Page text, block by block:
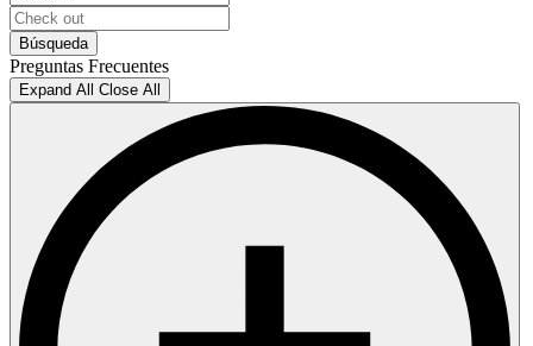
Preguntas Frecuentes
Expand All Close All